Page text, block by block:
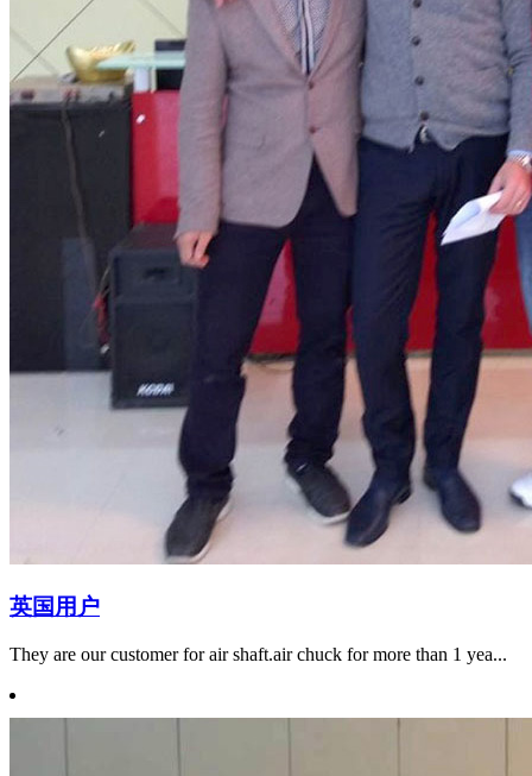
英国用户
They are our customer for air shaft.air chuck for more than 1 yea...